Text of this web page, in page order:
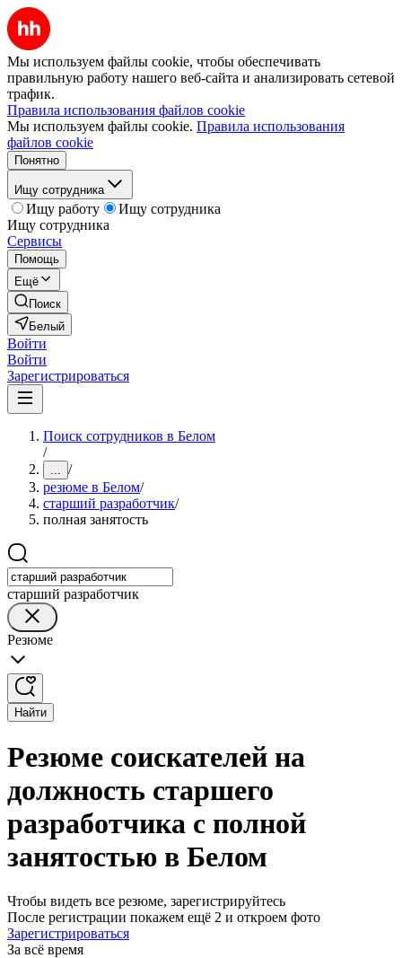
Мы используем файлы cookie, чтобы обеспечивать
правильную работу нашего веб-сайта и анализировать сетевой
трафик.
Правила использования файлов cookie
Мы используем файлы cookie. Правила использования
файлов cookie
Понятно
Ищу сотрудника
Ищу работу
Ищу сотрудника
Ищу сотрудника
Сервисы
Помощь
Ещё
Поиск
Белый
Войти
Войти
Зарегистрироваться
Поиск сотрудников в Белом
/
... /
резюме в Белом/
старший разработчик/
полная занятость
старший разработчик
Резюме
Найти
Резюме соискателей на
должность старшего
разработчика с полной
занятостью в Белом
Чтобы видеть все резюме, зарегистрируйтесь
После регистрации покажем ещё 2 и откроем фото
Зарегистрироваться
За всё время